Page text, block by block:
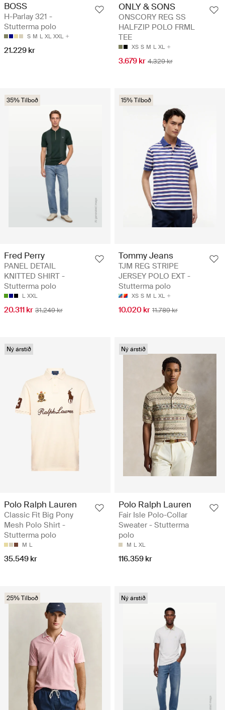
BOSS
H-Parlay 321 -
Stutterma polo
S M L XL XXL
21.229 kr
ONLY & SONS
ONSCORY REG SS
HALFZIP POLO FRML
TEE
XS S M L XL
3.679 kr 4.329 kr
35% Tilboð
Fred Perry
PANEL DETAIL
KNITTED SHIRT -
Stutterma polo
L XXL
20.311 kr 31.249 kr
15% Tilboð
Tommy Jeans
TJM REG STRIPE
JERSEY POLO EXT -
Stutterma polo
XS S M L XL
10.020 kr 11.789 kr
Ný árstíð
Polo Ralph Lauren
Classic Fit Big Pony
Mesh Polo Shirt -
Stutterma polo
M L
35.549 kr
Ný árstíð
Polo Ralph Lauren
Fair Isle Polo-Collar
Sweater - Stutterma
polo
M L XL
116.359 kr
25% Tilboð Ný árstíð